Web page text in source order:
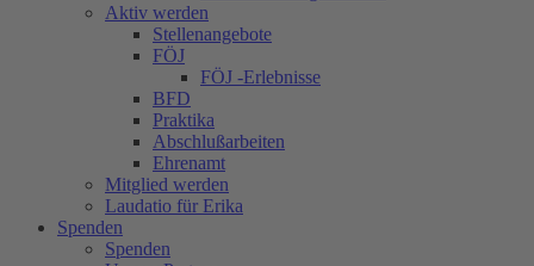
Aktiv werden
Stellenangebote
FÖJ
FÖJ -Erlebnisse
BFD
Praktika
Abschlußarbeiten
Ehrenamt
Mitglied werden
Laudatio für Erika
Spenden
Spenden